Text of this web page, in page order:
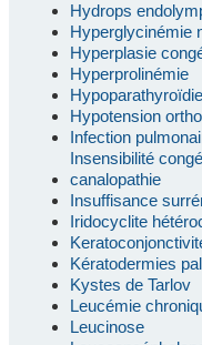
Hydrops
Hyperglycinémie
Hyperplasie
Hyperprolinémie
Hypotension
Infection
Insensibilité
canalopathie
Insuffisance
Iridocyclite
Kératodermies
Kystes de Tarlov
Leucémie
Leucinose